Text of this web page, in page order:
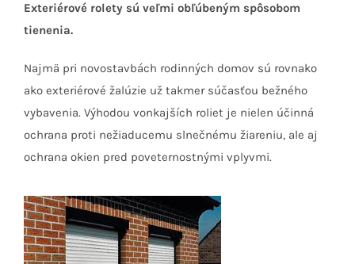
Exteriérové rolety sú veľmi obľúbeným spôsobom
tienenia.
Najmä pri novostavbách rodinných domov sú rovnako
ako exteriérové žalúzie už takmer súčasťou bežného
vybavenia. Výhodou vonkajších roliet je nielen účinná
ochrana proti nežiaducemu slnečnému žiareniu, ale aj
ochrana okien pred poveternostnými vplyvmi.